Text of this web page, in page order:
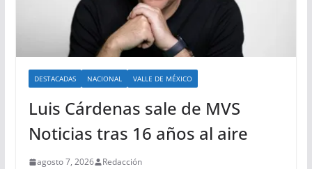
DESTACADAS NACIONAL VALLE DE MÉXICO
Luis Cárdenas sale de MVS
Noticias tras 16 años al aire
agosto 7, 2026 Redacción